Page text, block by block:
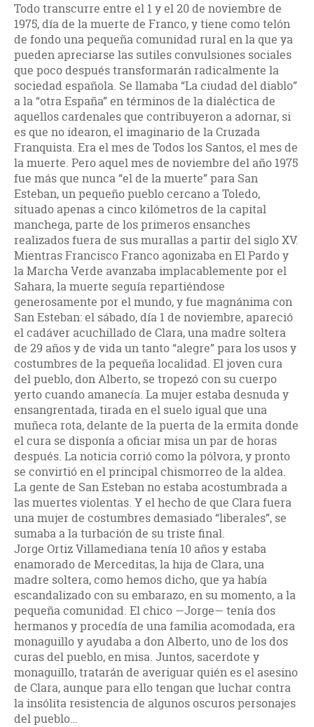
Todo transcurre entre el 1 y el 20 de noviembre de
1975, día de la muerte de Franco, y tiene como telón
de fondo una pequeña comunidad rural en la que ya
pueden apreciarse las sutiles convulsiones sociales
que poco después transformarán radicalmente la
sociedad española. Se llamaba “La ciudad del diablo”
a la “otra España” en términos de la dialéctica de
aquellos cardenales que contribuyeron a adornar, si
es que no idearon, el imaginario de la Cruzada
Franquista. Era el mes de Todos los Santos, el mes de
la muerte. Pero aquel mes de noviembre del año 1975
fue más que nunca “el de la muerte” para San
Esteban, un pequeño pueblo cercano a Toledo,
situado apenas a cinco kilómetros de la capital
manchega, parte de los primeros ensanches
realizados fuera de sus murallas a partir del siglo XV.
Mientras Francisco Franco agonizaba en El Pardo y
la Marcha Verde avanzaba implacablemente por el
Sahara, la muerte seguía repartiéndose
generosamente por el mundo, y fue magnánima con
San Esteban: el sábado, día 1 de noviembre, apareció
el cadáver acuchillado de Clara, una madre soltera
de 29 años y de vida un tanto “alegre” para los usos y
costumbres de la pequeña localidad. El joven cura
del pueblo, don Alberto, se tropezó con su cuerpo
yerto cuando amanecía. La mujer estaba desnuda y
ensangrentada, tirada en el suelo igual que una
muñeca rota, delante de la puerta de la ermita donde
el cura se disponía a oficiar misa un par de horas
después. La noticia corrió como la pólvora, y pronto
se convirtió en el principal chismorreo de la aldea.
La gente de San Esteban no estaba acostumbrada a
las muertes violentas. Y el hecho de que Clara fuera
una mujer de costumbres demasiado “liberales”, se
sumaba a la turbación de su triste final.
Jorge Ortiz Villamediana tenía 10 años y estaba
enamorado de Merceditas, la hija de Clara, una
madre soltera, como hemos dicho, que ya había
escandalizado con su embarazo, en su momento, a la
pequeña comunidad. El chico —Jorge— tenía dos
hermanos y procedía de una familia acomodada, era
monaguillo y ayudaba a don Alberto, uno de los dos
curas del pueblo, en misa. Juntos, sacerdote y
monaguillo, tratarán de averiguar quién es el asesino
de Clara, aunque para ello tengan que luchar contra
la insólita resistencia de algunos oscuros personajes
del pueblo…